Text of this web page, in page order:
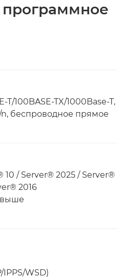
T/100BASE-TX/1000Base-T,
n, беспроводное прямое
/ Server® 2025 / Server®
2016
выше
IPPS/WSD)